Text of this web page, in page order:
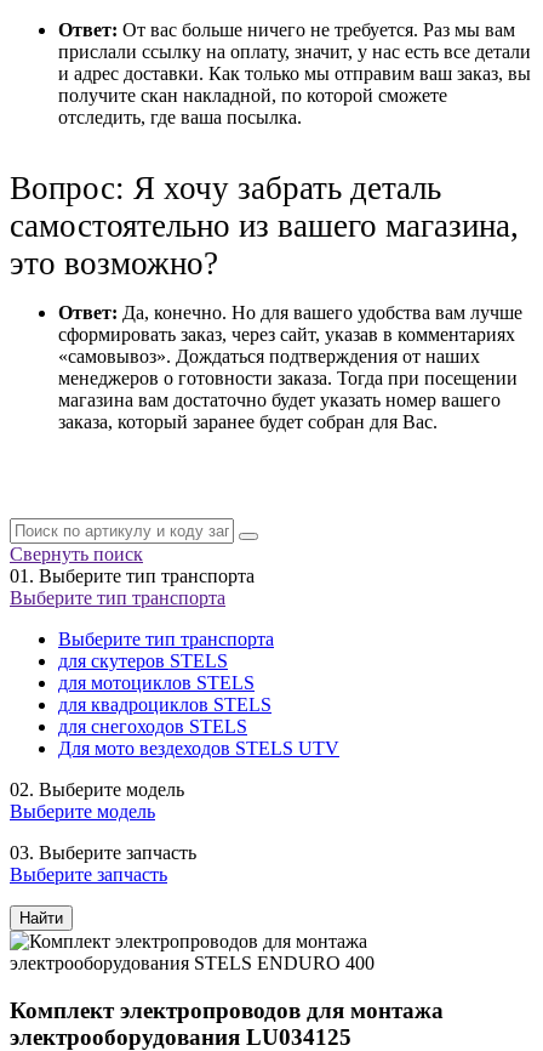
Ответ: От вас больше ничего не требуется. Раз мы вам
прислали ссылку на оплату, значит, у нас есть все детали
и адрес доставки. Как только мы отправим ваш заказ, вы
получите скан накладной, по которой сможете
отследить, где ваша посылка.
Вопрос: Я хочу забрать деталь
самостоятельно из вашего магазина,
это возможно?
Ответ: Да, конечно. Но для вашего удобства вам лучше
сформировать заказ, через сайт, указав в комментариях
«самовывоз». Дождаться подтверждения от наших
менеджеров о готовности заказа. Тогда при посещении
магазина вам достаточно будет указать номер вашего
заказа, который заранее будет собран для Вас.
Свернуть поиск
01. Выберите тип транспорта
Выберите тип транспорта
Выберите тип транспорта
для скутеров STELS
для мотоциклов STELS
для квадроциклов STELS
для снегоходов STELS
Для мото вездеходов STELS UTV
02. Выберите модель
Выберите модель
03. Выберите запчасть
Выберите запчасть
Найти
Комплект электропроводов для монтажа
электрооборудования LU034125